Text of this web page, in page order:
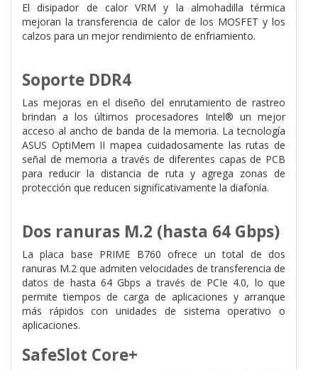
El disipador de calor VRM y la almohadilla térmica
mejoran la transferencia de calor de los MOSFET y los
calzos para un mejor rendimiento de enfriamiento.
Soporte DDR4
Las mejoras en el diseño del enrutamiento de rastreo
brindan a los últimos procesadores Intel® un mejor
acceso al ancho de banda de la memoria. La tecnología
ASUS OptiMem II mapea cuidadosamente las rutas de
señal de memoria a través de diferentes capas de PCB
para reducir la distancia de ruta y agrega zonas de
protección que reducen significativamente la diafonía.
Dos ranuras M.2 (hasta 64 Gbps)
La placa base PRIME B760 ofrece un total de dos
ranuras M.2 que admiten velocidades de transferencia de
datos de hasta 64 Gbps a través de PCIe 4.0, lo que
permite tiempos de carga de aplicaciones y arranque
más rápidos con unidades de sistema operativo o
aplicaciones.
SafeSlot Core+